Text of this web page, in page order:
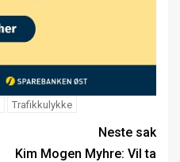
Trafikkulykke
Neste sak
Kim Mogen Myhre: Vil ta